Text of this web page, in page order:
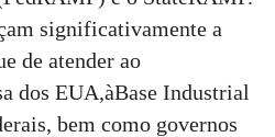
significativamente a
de atender ao
dos EUA,àBase Industrial
bem como governos